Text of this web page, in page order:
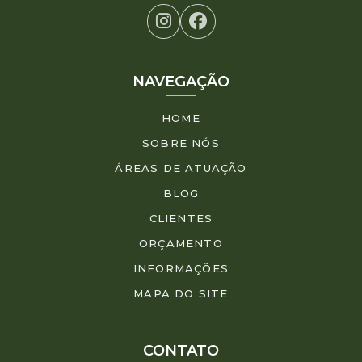
NAVEGAÇÃO
HOME
SOBRE NÓS
ÁREAS DE ATUAÇÃO
BLOG
CLIENTES
ORÇAMENTO
INFORMAÇÕES
MAPA DO SITE
CONTATO